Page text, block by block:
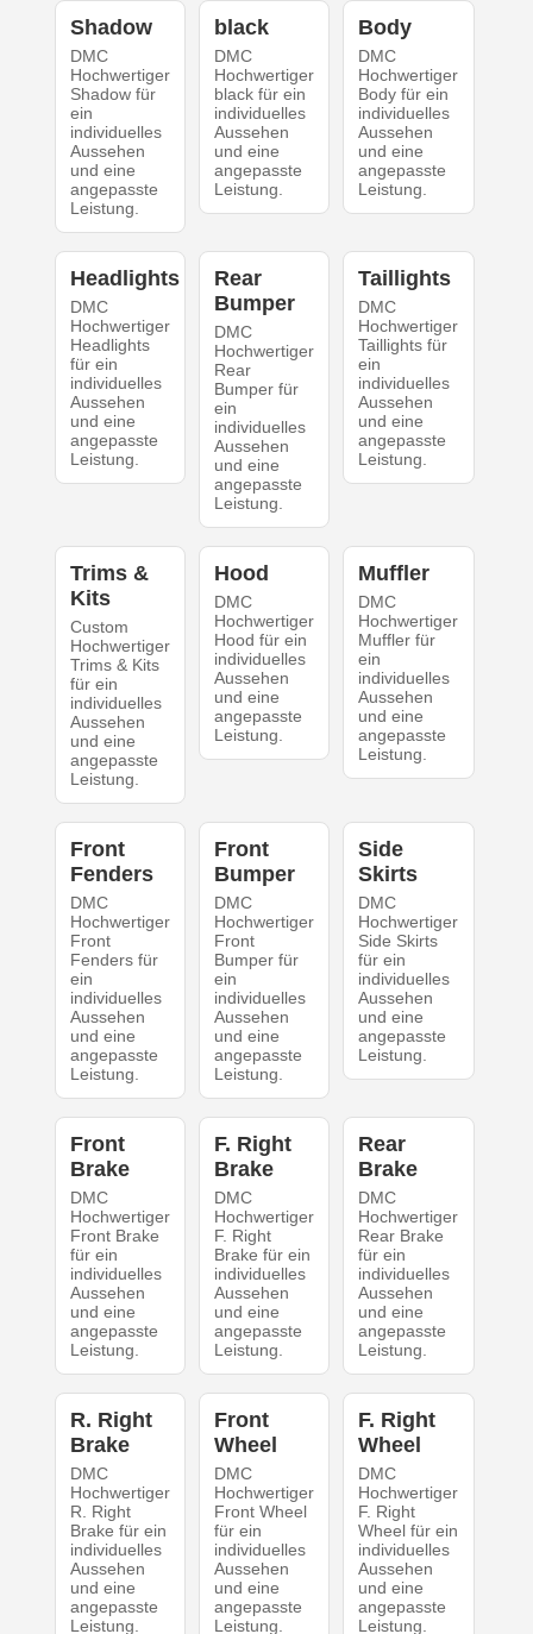
Shadow
DMC
Hochwertiger
Shadow für
ein
individuelles
Aussehen
und eine
angepasste
Leistung.
black
DMC
Hochwertiger
black für ein
individuelles
Aussehen
und eine
angepasste
Leistung.
Body
DMC
Hochwertiger
Body für ein
individuelles
Aussehen
und eine
angepasste
Leistung.
Headlights
DMC
Hochwertiger
Headlights
für ein
individuelles
Aussehen
und eine
angepasste
Leistung.
Rear
Bumper
DMC
Hochwertiger
Rear
Bumper für
ein
individuelles
Aussehen
und eine
angepasste
Leistung.
Taillights
DMC
Hochwertiger
Taillights für
ein
individuelles
Aussehen
und eine
angepasste
Leistung.
Trims &
Kits
Custom
Hochwertiger
Trims & Kits
für ein
individuelles
Aussehen
und eine
angepasste
Leistung.
Hood
DMC
Hochwertiger
Hood für ein
individuelles
Aussehen
und eine
angepasste
Leistung.
Muffler
DMC
Hochwertiger
Muffler für
ein
individuelles
Aussehen
und eine
angepasste
Leistung.
Front
Fenders
DMC
Hochwertiger
Front
Fenders für
ein
individuelles
Aussehen
und eine
angepasste
Leistung.
Front
Bumper
DMC
Hochwertiger
Front
Bumper für
ein
individuelles
Aussehen
und eine
angepasste
Leistung.
Side
Skirts
DMC
Hochwertiger
Side Skirts
für ein
individuelles
Aussehen
und eine
angepasste
Leistung.
Front
Brake
DMC
Hochwertiger
Front Brake
für ein
individuelles
Aussehen
und eine
angepasste
Leistung.
F. Right
Brake
DMC
Hochwertiger
F. Right
Brake für ein
individuelles
Aussehen
und eine
angepasste
Leistung.
Rear
Brake
DMC
Hochwertiger
Rear Brake
für ein
individuelles
Aussehen
und eine
angepasste
Leistung.
R. Right
Brake
DMC
Hochwertiger
R. Right
Brake für ein
individuelles
Aussehen
und eine
angepasste
Leistung.
Front
Wheel
DMC
Hochwertiger
Front Wheel
für ein
individuelles
Aussehen
und eine
angepasste
Leistung.
F. Right
Wheel
DMC
Hochwertiger
F. Right
Wheel für ein
individuelles
Aussehen
und eine
angepasste
Leistung.